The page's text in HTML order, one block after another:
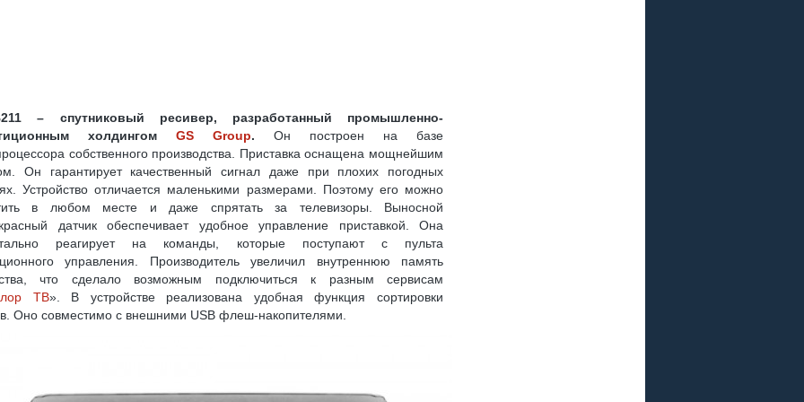
W7 (36.0° В. Д.)
ИЗОБРАЖЕНИЕ
РЕСИВЕРОМ (СТАНДАРТ DVB-S/S2)
РЫБАЛКИ, НАСТРОЙКА СПУТНИКОВОЙ РЫБАЛКИ
СПУТНИКОВЫЕ ПРОВАЙДЕРЫ ПОЧЕМУ У РЕСИВЕРОВ ДВА КОНВЕРТЕРНЫХ РАЗЪЕМА ?
CI+ ДЛЯ ПРОСМОТРА ТРИКОЛОР ТВ НА ТЕЛЕВИЗОРЕ С DVB-S2
ТВ КАК ПЕРЕВЕСТИ 3G(4G)-МОДЕМ В РЕЖИМ «ТОЛЬКО МОДЕМ»
ПИТАНИЯ USB-COM (RS-232) ПЕРЕХОДНИК: ДЕЛАЕМ САМОСТОЯТЕЛЬНО
ТРИКОЛОР ТВ НА РЕСИВЕРАХ GS E501/GS C591, GS U510, GS U210, GS B210, GS B211
«OTAU TV»
ЛИЧНОЙ БЕЗОПАСНОСТИ ОБЛАДАТЕЛЕЙ ТЕЛЕВИЗОРОВ
TOPFIELD
– спутниковый ресивер, разработанный промышленно-
холдингом GS Group. Он построен на базе
собственного производства. Приставка оснащена мощнейшим
Он гарантирует качественный сигнал даже при плохих погодных
Устройство отличается маленькими размерами. Поэтому его можно
в любом месте и даже спрятать за телевизоры. Выносной
датчик обеспечивает удобное управление приставкой. Она
реагирует на команды, которые поступают с пульта
управления. Производитель увеличил внутреннюю память
что сделало возможным подключиться к разным сервисам
ТВ». В устройстве реализована удобная функция сортировки
Оно совместимо с внешними USB флеш-накопителями.